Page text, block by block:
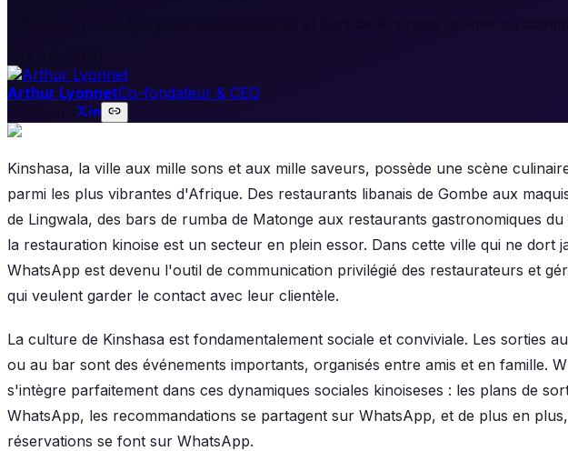
Stratégies WhatsApp pour les restaurants et bars de Kinshasa : animer sa
Arthur LyonnetCo-fondateur & CEO
Kinshasa, la ville aux mille sons et aux mille saveurs, possède une scène
parmi les plus vibrantes d'Afrique. Des restaurants libanais de Gombe aux
de Lingwala, des bars de rumba de Matonge aux restaurants gastronomiques
la restauration kinoise est un secteur en plein essor. Dans cette ville qui ne dort
WhatsApp est devenu l'outil de communication privilégié des restaurateurs et
qui veulent garder le contact avec leur clientèle.
La culture de Kinshasa est fondamentalement sociale et conviviale. Les sorties
ou au bar sont des événements importants, organisés entre amis et en famille.
s'intègre parfaitement dans ces dynamiques sociales kinoiseses : les plans de
WhatsApp, les recommandations se partagent sur WhatsApp, et de plus en
réservations se font sur WhatsApp.